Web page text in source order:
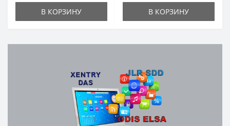
В КОРЗИНУ В КОРЗИНУ